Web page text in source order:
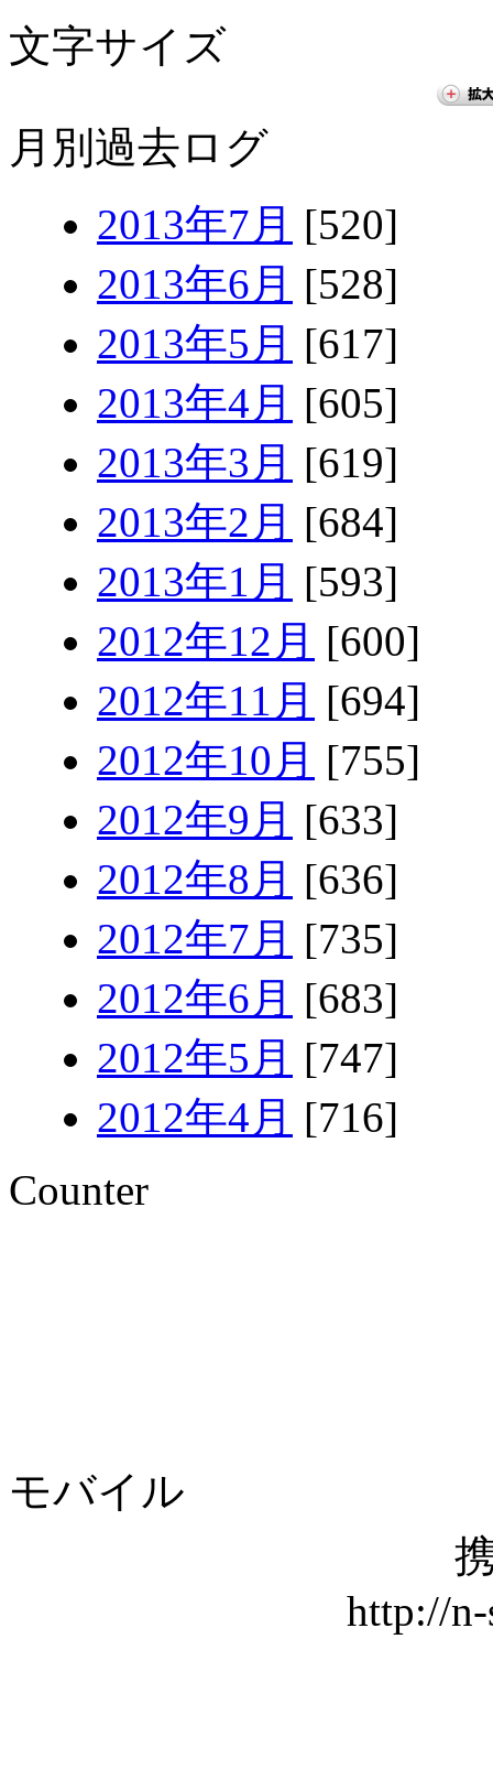
文字サイズ
月別過去ログ
2013年7月 [520]
2013年6月 [528]
2013年5月 [617]
2013年4月 [605]
2013年3月 [619]
2013年2月 [684]
2013年1月 [593]
2012年12月 [600]
2012年11月 [694]
2012年10月 [755]
2012年9月 [633]
2012年8月 [636]
2012年7月 [735]
2012年6月 [683]
2012年5月 [747]
2012年4月 [716]
Counter
モバイル
http://